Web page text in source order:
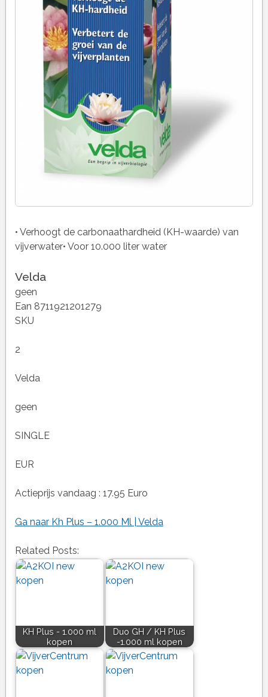
• Verhoogt de carbonaathardheid (KH-waarde) van
vijverwater• Voor 10.000 liter water
Velda
geen
Ean 8711921201279
SKU
2
Velda
geen
SINGLE
EUR
Actieprijs vandaag : 17.95 Euro
Ga naar Kh Plus – 1.000 Ml | Velda
Related Posts:
KH Plus - 1.000 ml
kopen
Duo GH / KH Plus
-1.000 ml kopen